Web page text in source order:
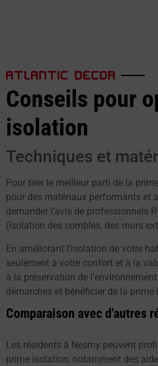
ATLANTIC DECOR
Conseils pour
isolation
Techniques et
Pour tirer le meilleur parti de la
pour des matériaux performants et
demander l’avis de professionnels
(isolation des combles, des murs
En améliorant l’isolation de votre
seulement à votre confort et à la
à la préservation de
démarches et bénéficier de la prime
Comparaison avec d'autres
Les résidents à Nesmy peuvent
prime isolation, notamment des